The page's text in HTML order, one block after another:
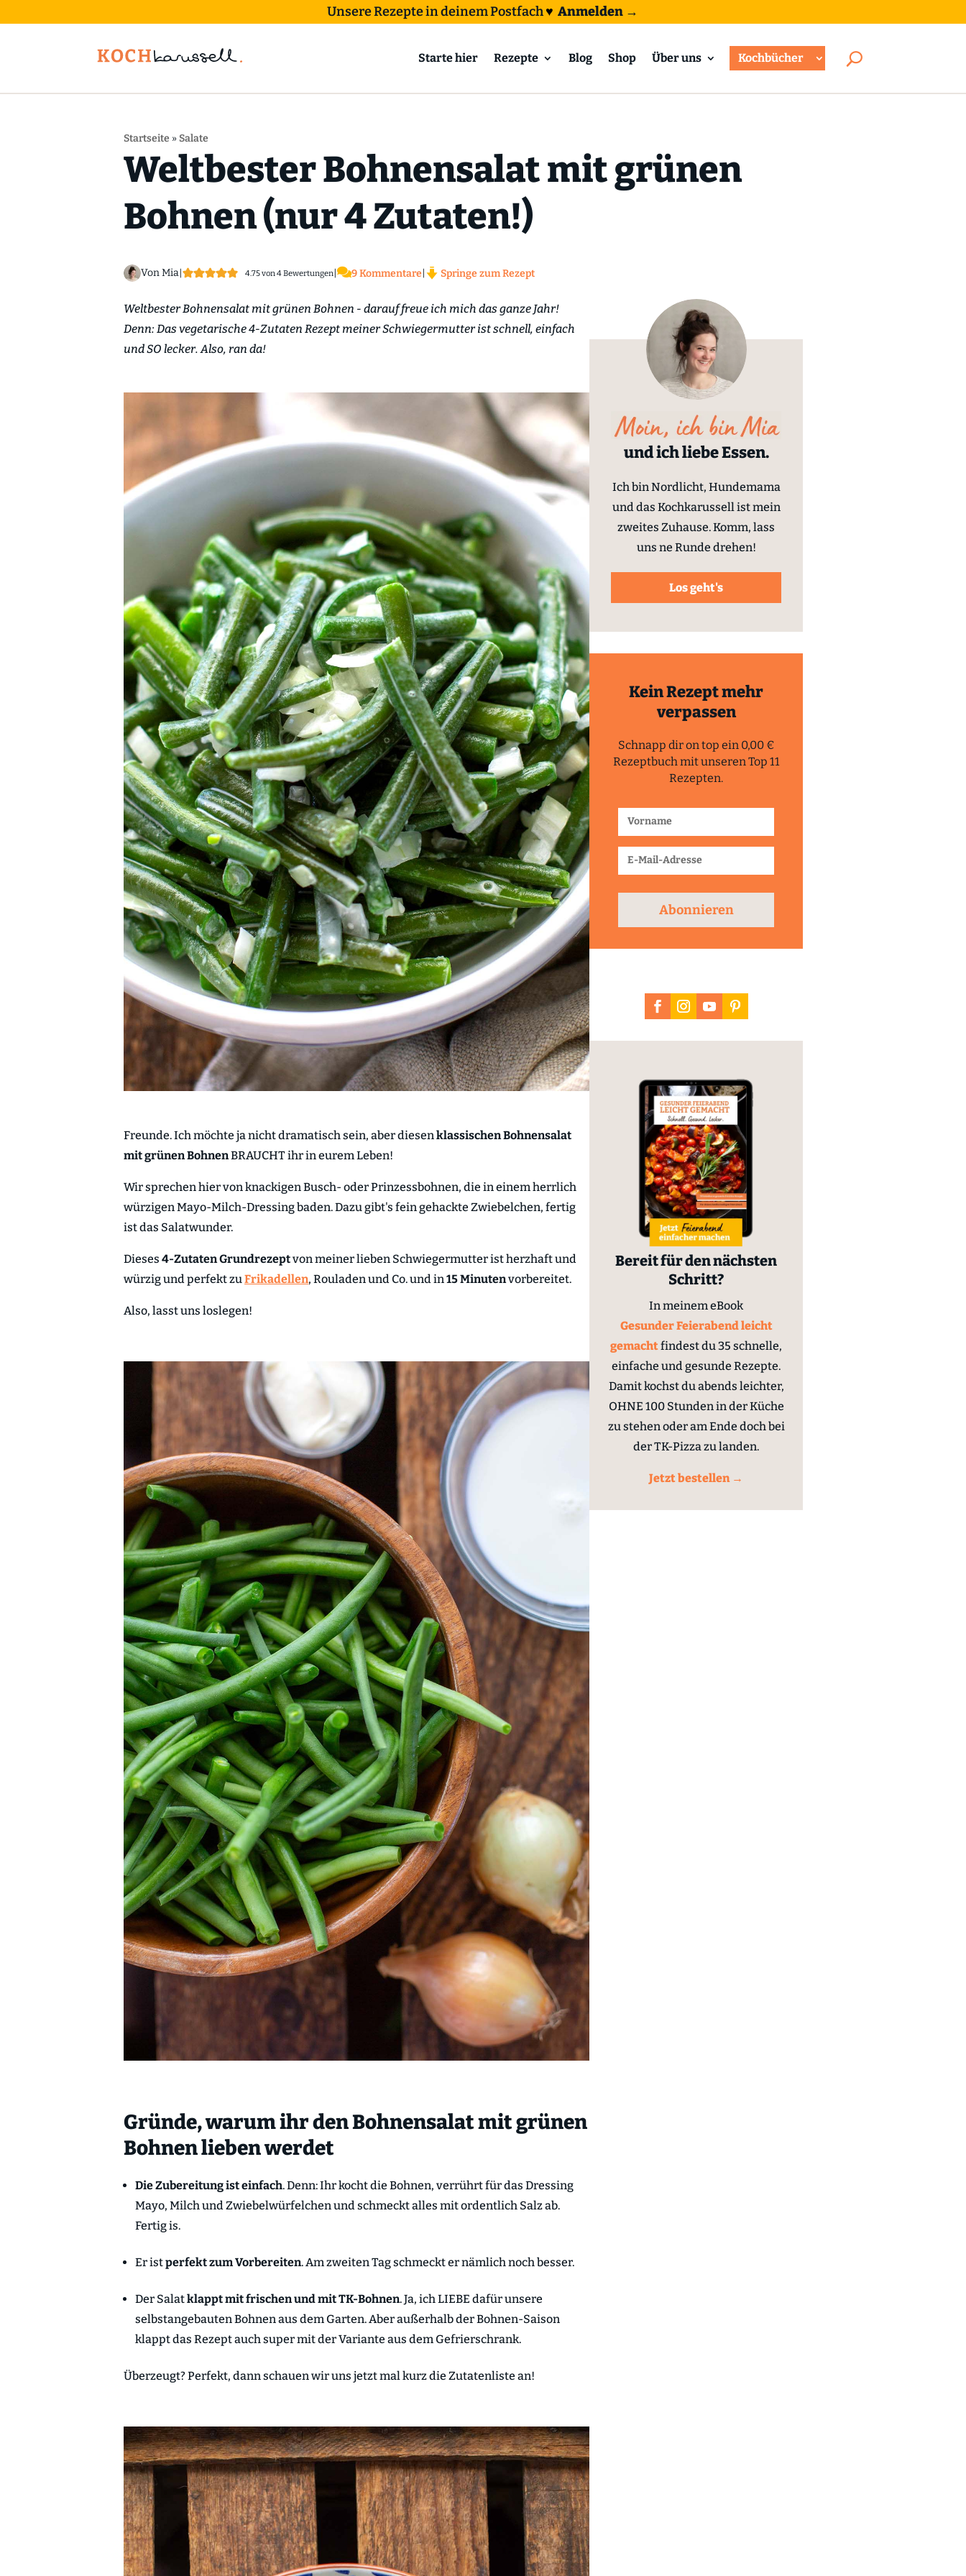
Unsere Rezepte in deinem Postfach♥ Anmelden →
Starte hier Rezepte Blog Shop Über uns Kochbücher
Startseite » Salate
Weltbester Bohnensalat mit grünen
Bohnen (nur 4 Zutaten!)
Von Mia 4.75von 4Bewertungen| 9 Kommentare Springe zum Rezept
Weltbester Bohnensalat mit grünen Bohnen - darauf freue ich mich das ganze Jahr!
Denn: Das vegetarische 4-Zutaten Rezept meiner Schwiegermutter ist schnell, einfach
und SO lecker. Also, ran da!
Freunde. Ich möchte ja nicht dramatisch sein, aber diesenklassischen Bohnensalat
mit grünen BohnenBRAUCHT ihr in eurem Leben!
Wir sprechen hier von knackigen Busch- oder Prinzessbohnen, die in einem herrlich
würzigen Mayo-Milch-Dressing baden. Dazu gibt's fein gehackte Zwiebelchen, fertig
ist das Salatwunder.
Dieses 4-Zutaten Grundrezeptvon meiner lieben Schwiegermutter ist herzhaft und
würzig und perfekt zuFrikadellen, Rouladen und Co. und in15 Minutenvorbereitet.
Also, lasst uns loslegen!
Gründe, warum ihr den Bohnensalat mit grünen
Bohnen lieben werdet
Die Zubereitung ist einfach. Denn: Ihr kocht die Bohnen, verrührt für das Dressing
Mayo, Milch und Zwiebelwürfelchen und schmeckt alles mit ordentlich Salz ab.
Fertig is.
Er istperfekt zum Vorbereiten. Am zweiten Tag schmeckt er nämlich noch besser.
Der Salatklappt mitfrischen und mit TK-Bohnen. Ja, ich LIEBE dafür unsere
selbstangebauten Bohnen aus dem Garten. Aber außerhalb der Bohnen-Saison
klappt das Rezept auch super mit der Variante aus dem Gefrierschrank.
Überzeugt? Perfekt, dann schauen wir uns jetzt mal kurz die Zutatenliste an!
und ich liebe Essen.
Ich bin Nordlicht, Hundemama
und das Kochkarussell ist mein
zweites Zuhause. Komm, lass
uns ne Runde drehen!
Los geht's
Kein Rezept mehr
verpassen
Schnapp dir on top ein 0,00 €
Rezeptbuch mit unseren Top 11
Rezepten.
Abonnieren
Bereit für den nächsten
Schritt?
In meinem eBook
Gesunder Feierabend leicht
gemachtfindest du 35 schnelle,
einfache und gesunde Rezepte.
Damit kochst du abends leichter,
OHNE 100 Stunden in der Küche
zu stehen oder am Ende doch bei
der TK-Pizza zu landen.
Jetzt bestellen →